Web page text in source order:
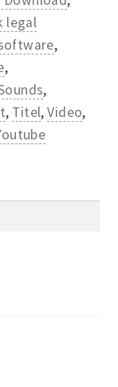
legal
,
,
,
, Titel,Video,